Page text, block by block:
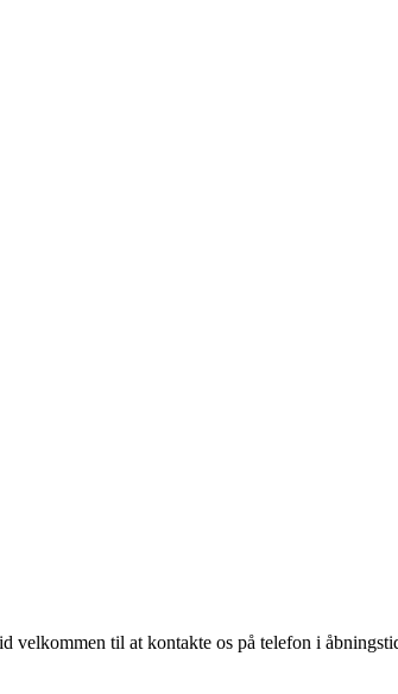
velkommen til at kontakte os på telefon i